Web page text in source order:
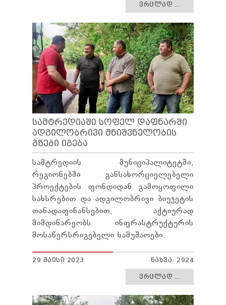
ᲕᲠᲪᲚᲐᲓ ...
ᲡᲐᲛᲢᲠᲔᲓᲘᲐᲨᲘ ᲡᲝᲤᲔᲚ ᲓᲐᲤᲜᲐᲠᲨᲘ
ᲐᲓᲒᲘᲚᲝᲑᲠᲘᲕᲘ ᲛᲜᲘᲨᲕᲜᲔᲚᲝᲑᲘᲡ
ᲒᲖᲔᲑᲘ ᲘᲒᲔᲑᲐ
სამტრედიის მუნიციპალიტეტში,
რეგიონებში განსახორციელებელი
პროექტების ფონდიდან გამოყოფილი
სახსრებით და ადგილობრივი ბიუჯეტის
თანადაფინანსებით, აქტიურად
მიმდინარეობს ინფრასტრუქტურის
მოსაწერსრიგებელი სამუშაოები.
29 ᲛᲐᲘᲡᲘ 2023 ᲜᲐᲮᲕᲐ: 2924
ᲕᲠᲪᲚᲐᲓ ...